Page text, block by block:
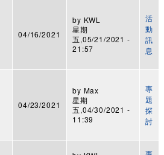
04/16/2021
by KWL
星期
五,05/21/2021 -
21:57
活
動
訊
息
04/23/2021
by Max
星期
五,04/30/2021 -
11:39
專
題
探
討